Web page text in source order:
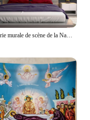
Tapisserie murale de scène de la Nativité pour la décoration de la chambre, crèche de naissance de Jésus, mur de grange, fantôme, décor de Noël de Pâques, tapisseries du Christ